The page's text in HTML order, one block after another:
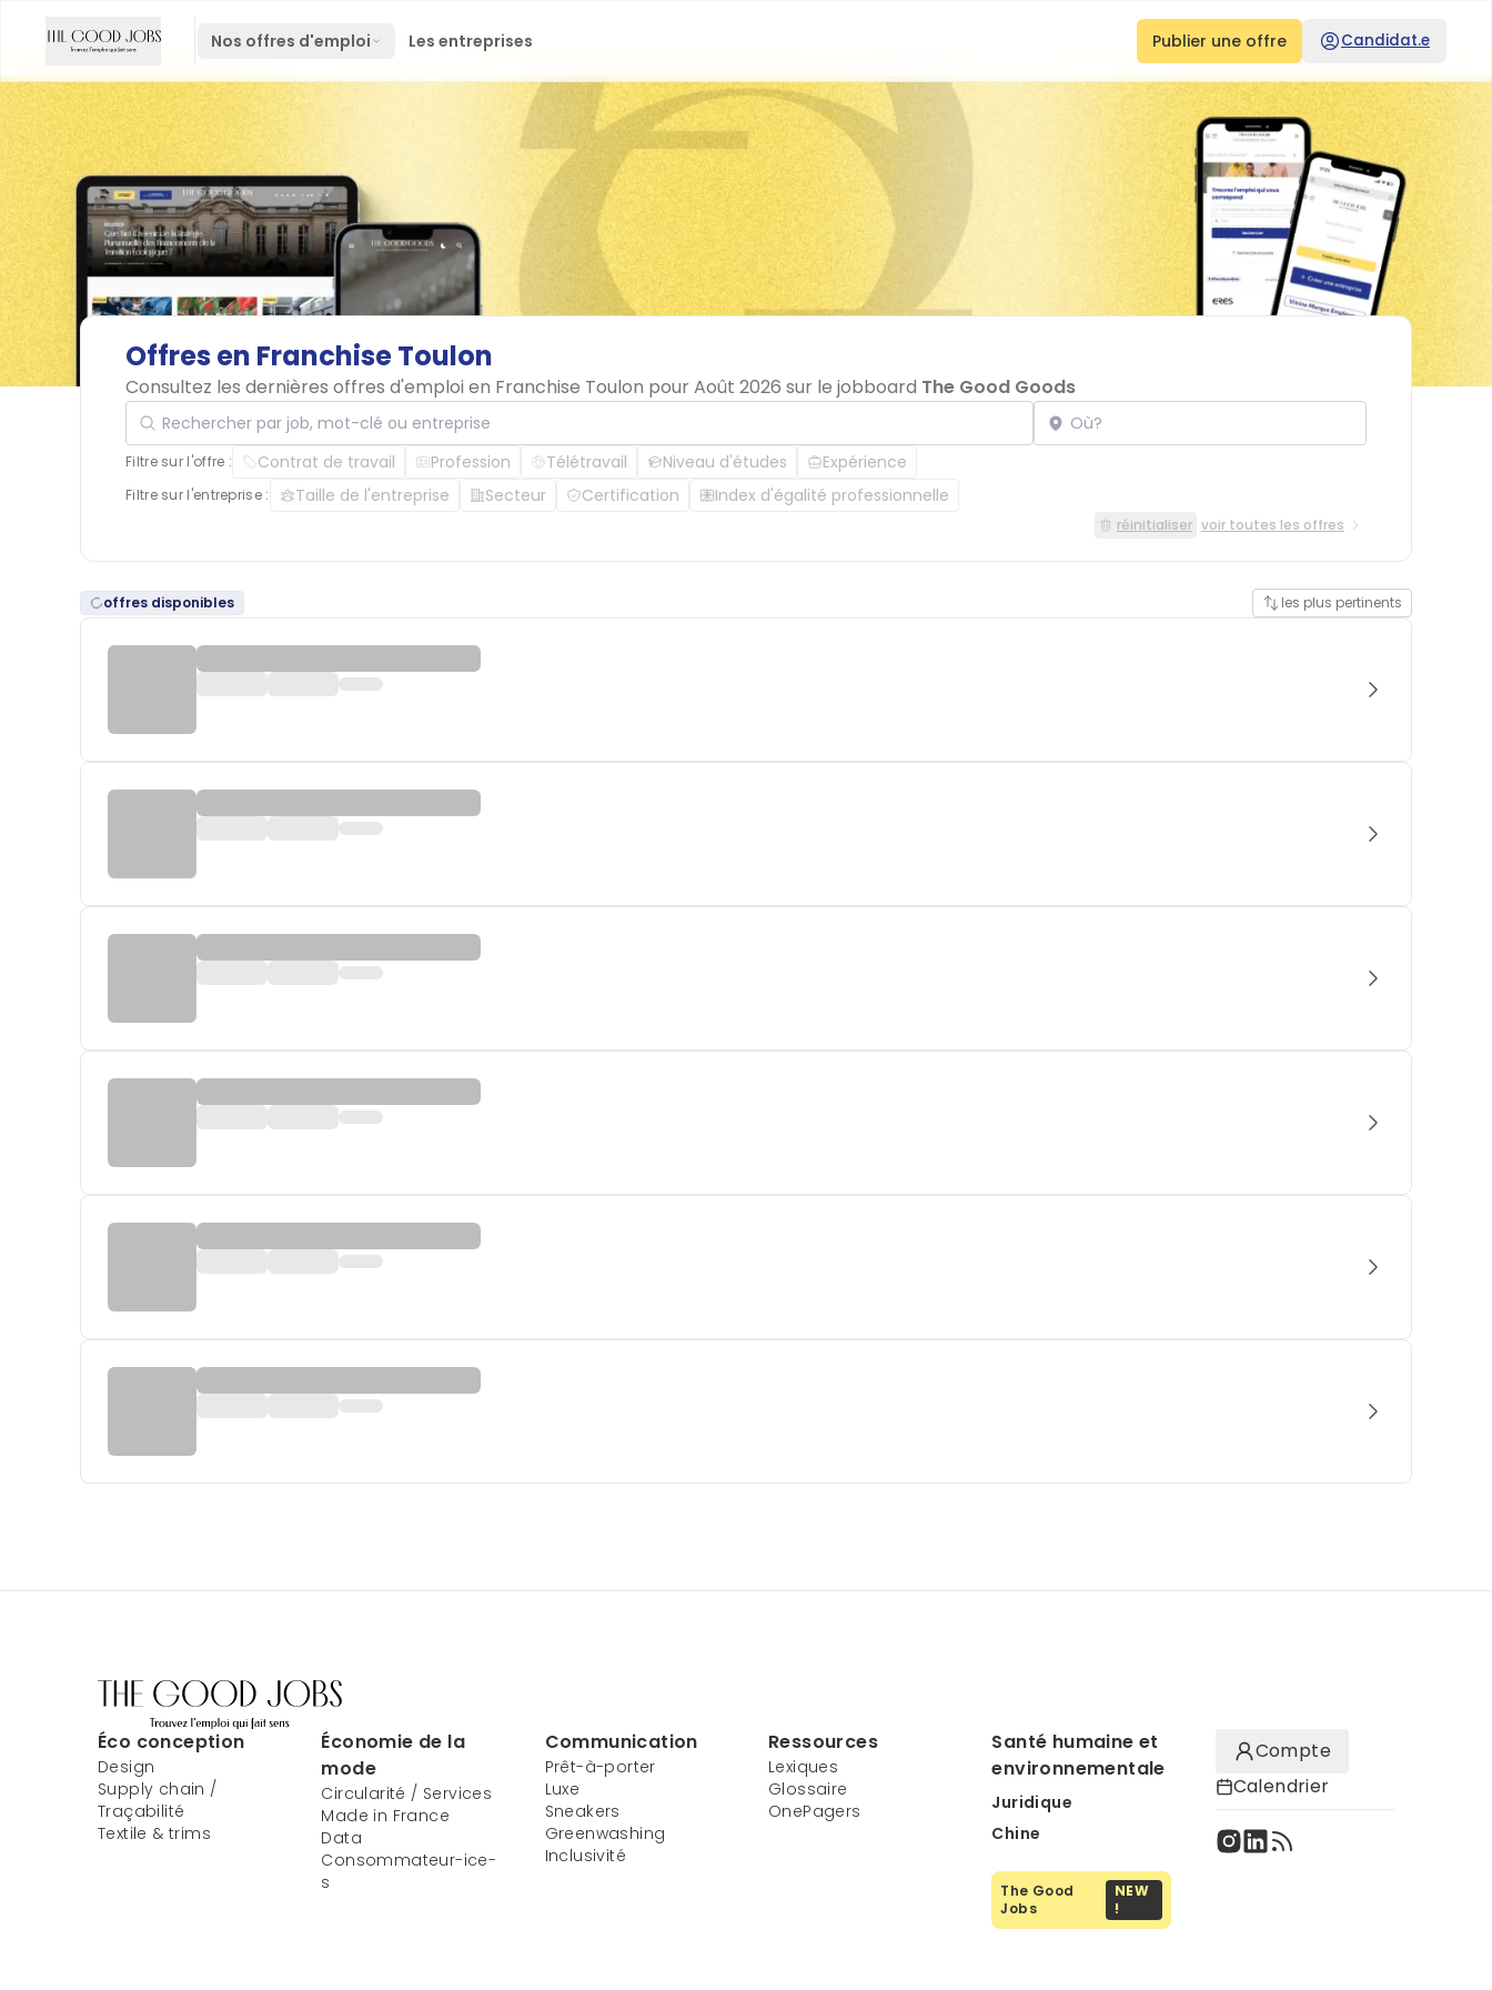
Nos offres d'emploi Les entreprises Publier une offre Candidat.e
Offres en FranchiseToulon
Consultez les dernières offres d'emploi en Franchise Toulon pour Août 2026 sur le jobboard The Good Goods
Rechercher par job, mot-clé ou entreprise Localisation
Filtre sur l'offre : Contrat de travail Profession Télétravail Niveau d'études Expérience
Filtre sur l'entreprise : Taille de l'entreprise Secteur Certification Index d'égalité professionnelle
réinitialiser voir toutes les offres
offres disponibles les plus pertinents
Éco conception
Design
Supply chain /
Traçabilité
Textile & trims
Économie de la
mode
Circularité / Services
Made in France
Data
Consommateur-ice-
s
Communication
Prêt-à-porter
Luxe
Sneakers
Greenwashing
Inclusivité
Ressources
Lexiques
Glossaire
OnePagers
Santé humaine et
environnementale
Juridique
Chine
The Good
Jobs
NEW
!
Compte
Calendrier